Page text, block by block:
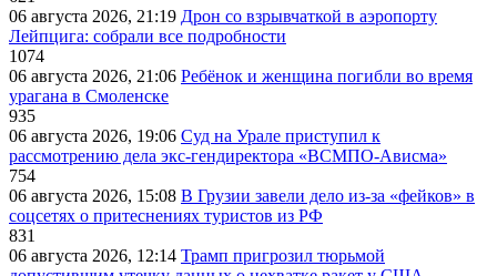
06 августа 2026, 21:19 Дрон со взрывчаткой в аэропорту
Лейпцига: собрали все подробности
1074
06 августа 2026, 21:06 Ребёнок и женщина погибли во время
урагана в Смоленске
935
06 августа 2026, 19:06 Суд на Урале приступил к
рассмотрению дела экс-гендиректора «ВСМПО-Ависма»
754
06 августа 2026, 15:08 В Грузии завели дело из-за «фейков» в
соцсетях о притеснениях туристов из РФ
831
06 августа 2026, 12:14 Трамп пригрозил тюрьмой